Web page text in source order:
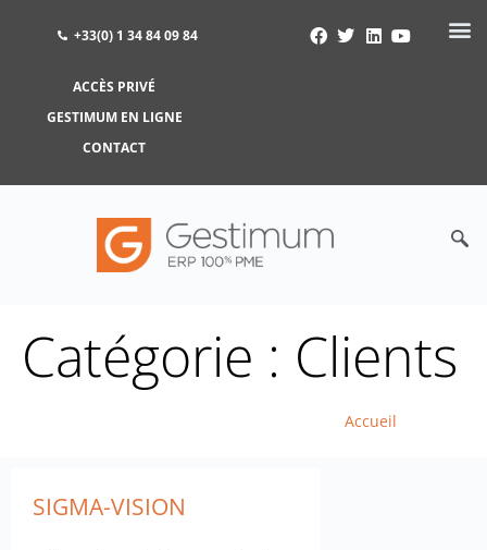
ACCÈS PRIVÉ
GESTIMUM EN LIGNE
CONTACT
+33(0) 1 34 84 09 84
Catégorie : Clients
Accueil
SIGMA-VISION